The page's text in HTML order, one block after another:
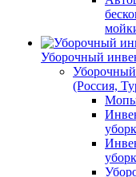
Уборочный
(Россия,